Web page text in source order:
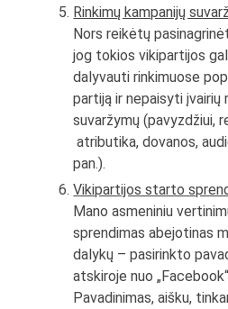
Rinkimų kampanijų
Nors reikėtų
jog tokios vikipartijos
dalyvauti rinkimuose
partiją ir nepaisyti įvairių
suvaržymų (pavyzdžiui,
atributika, dovanos,
pan.).
Vikipartijos starto
Mano asmeniniu
sprendimas abejotinas
dalykų – pasirinkto
atskiroje nuo
Pavadinimas, aišku,